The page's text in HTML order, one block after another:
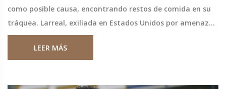
como posible causa, encontrando restos de comida en su
tráquea. Larreal, exiliada en Estados Unidos por amenazas
de muerte tras criticar al régimen de Maduro, era miembro
del movimiento 'Vente Venezuela' y había denunciado
LEER MÁS